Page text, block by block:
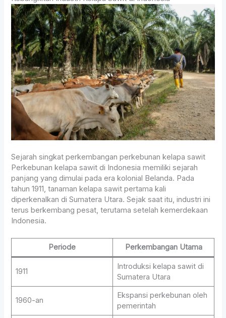
Sejarah singkat perkembangan perkebunan kelapa sawit
Perkebunan kelapa sawit di Indonesia memiliki sejarah
panjang yang dimulai pada era kolonial Belanda. Pada
tahun 1911, tanaman kelapa sawit pertama kali
diperkenalkan di Sumatera Utara. Sejak saat itu, industri ini
terus berkembang pesat, terutama setelah kemerdekaan
Indonesia.
Periode Perkembangan Utama
1911
Introduksi kelapa sawit di
Sumatera Utara
1960-an
Ekspansi perkebunan oleh
pemerintah